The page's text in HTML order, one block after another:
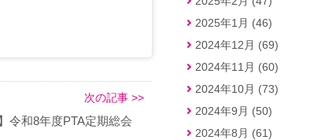
次の記事 >>
】令和8年度PTA定期総会
2025年1月 (46)
2024年12月 (69)
2024年11月 (60)
2024年10月 (73)
2024年9月 (50)
2024年8月 (61)